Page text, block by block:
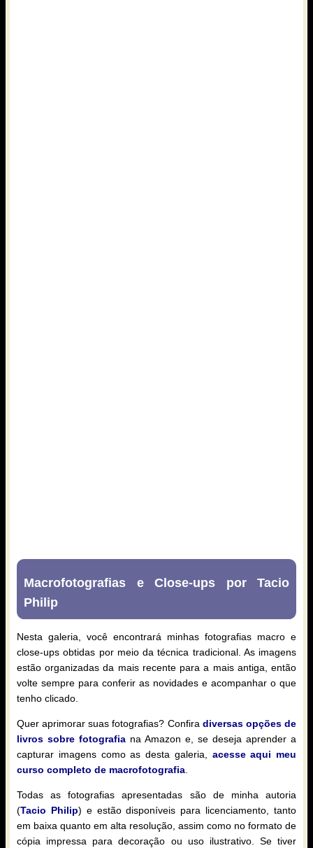
Macrofotografias e Close-ups por Tacio
Philip
Nesta galeria, você encontrará minhas fotografias macro e
close-ups obtidas por meio da técnica tradicional. As imagens
estão organizadas da mais recente para a mais antiga, então
volte sempre para conferir as novidades e acompanhar o que
tenho clicado.
Quer aprimorar suas fotografias? Confira diversas opções de
livros sobre fotografia na Amazon e, se deseja aprender a
capturar imagens como as desta galeria, acesse aqui meu
curso completo de macrofotografia
Todas as fotografias apresentadas são de minha autoria
(Tacio Philip) e estão disponíveis para licenciamento, tanto
em baixa quanto em alta resolução, assim como no formato de
cópia impressa para decoração ou uso ilustrativo. Se tiver